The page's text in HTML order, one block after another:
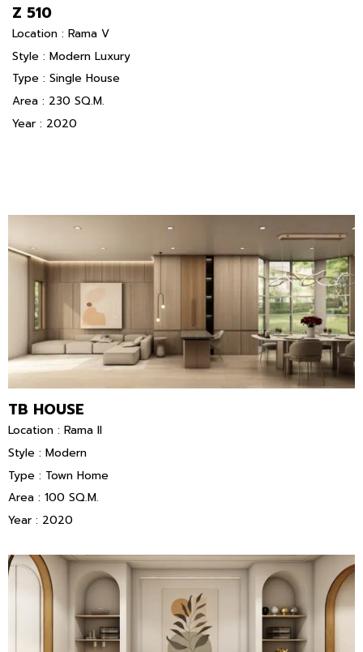
Z 510
Location : Rama V
Style : Modern Luxury
Type : Single House
Area : 230 SQ.M.
Year : 2020
TB HOUSE
Location : Rama II
Style : Modern
Type : Town Home
Area : 100 SQ.M.
Year : 2020